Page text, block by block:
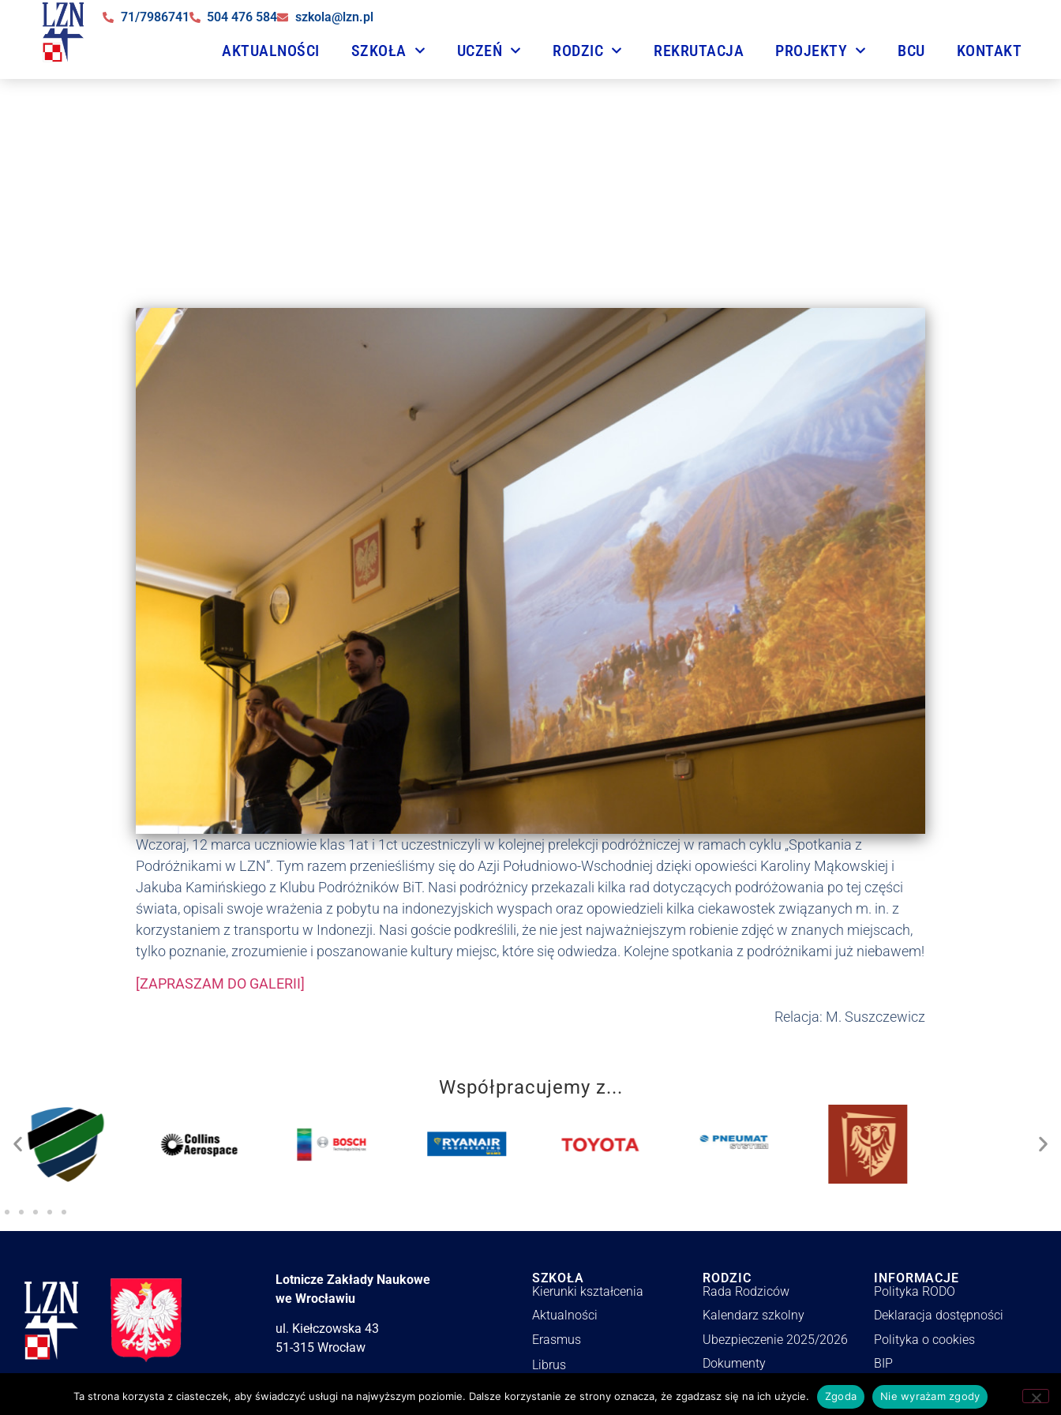
71/7986741 504 476 584 szkola@lzn.pl
AKTUALNOŚCI SZKOŁA UCZEŃ RODZIC REKRUTACJA PROJEKTY BCU KONTAKT
Wczoraj, 12 marca uczniowie klas 1at i 1ct uczestniczyli w kolejnej prelekcji podróżniczej w ramach cyklu „Spotkania z
Podróżnikami w LZN”. Tym razem przenieśliśmy się do Azji Południowo-Wschodniej dzięki opowieści Karoliny Mąkowskiej i
Jakuba Kamińskiego z Klubu Podróżników BiT. Nasi podróżnicy przekazali kilka rad dotyczących podróżowania po tej części
świata, opisali swoje wrażenia z pobytu na indonezyjskich wyspach oraz opowiedzieli kilka ciekawostek związanych m. in. z
korzystaniem z transportu w Indonezji. Nasi goście podkreślili, że nie jest najważniejszym robienie zdjęć w znanych miejscach,
tylko poznanie, zrozumienie i poszanowanie kultury miejsc, które się odwiedza. Kolejne spotkania z podróżnikami już niebawem!
[ZAPRASZAM DO GALERII]
Relacja: M. Suszczewicz
Współpracujemy z...
Lotnicze Zakłady Naukowe
we Wrocławiu
ul. Kiełczowska 43
51-315 Wrocław
SZKOŁA
Kierunki kształcenia
Aktualności
Erasmus
Librus
Stowarzyszenie LZN
RODZIC
Rada Rodziców
Kalendarz szkolny
Ubezpieczenie 2025/2026
Dokumenty
Wykaz podręczników
INFORMACJE
Polityka RODO
Deklaracja dostępności
Polityka o cookies
BIP
Zamówienia publiczne
Ta strona korzysta z ciasteczek, aby świadczyć usługi na najwyższym poziomie. Dalsze korzystanie ze strony oznacza, że zgadzasz się na ich użycie. Zgoda Nie wyrażam zgody